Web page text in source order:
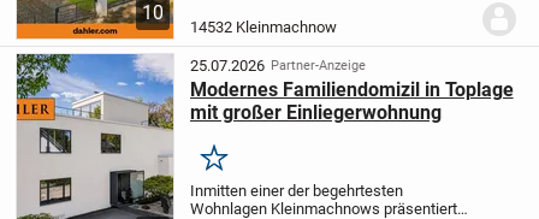
10
großzügigen, rund 1.400?m² großen
Grundstück. Das im Jahr 2002 errichtete
Anwesen...
14532 Kleinmachnow
25.07.2026 Partner-Anzeige
Modernes Familiendomizil in Toplage
mit großer Einliegerwohnung
Merken
Inmitten einer der begehrtesten
Wohnlagen Kleinmachnows präsentiert